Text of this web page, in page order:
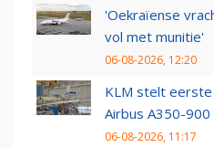
'Oekraïense
vol met munitie'
06-08-2026, 12:20
KLM stelt
Airbus A350-900
06-08-2026, 11:17